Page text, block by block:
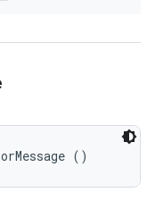
()